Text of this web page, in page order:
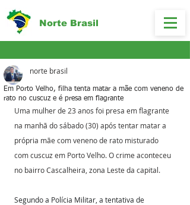
Norte Brasil
Em Porto Velho, filha tenta matar a mãe com veneno de
rato no cuscuz e é presa em flagrante
norte brasil
Uma mulher de 23 anos foi presa em flagrante
na manhã do sábado (30) após tentar matar a
própria mãe com veneno de rato misturado
com cuscuz em Porto Velho. O crime aconteceu
no bairro Cascalheira, zona Leste da capital.
Segundo a Polícia Militar, a tentativa de